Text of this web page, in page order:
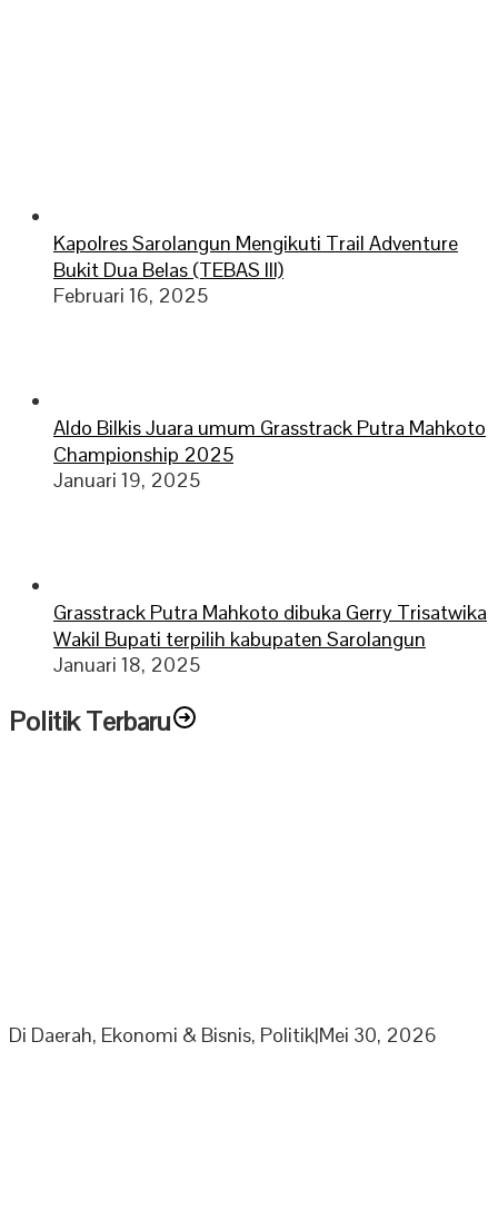
Kapolres Sarolangun Mengikuti Trail Adventure
Bukit Dua Belas (TEBAS III)
Februari 16, 2025
Aldo Bilkis Juara umum Grasstrack Putra Mahkoto
Championship 2025
Januari 19, 2025
Grasstrack Putra Mahkoto dibuka Gerry Trisatwika
Wakil Bupati terpilih kabupaten Sarolangun
Januari 18, 2025
Politik Terbaru
Di Daerah, Ekonomi & Bisnis, Politik|Mei 30, 2026